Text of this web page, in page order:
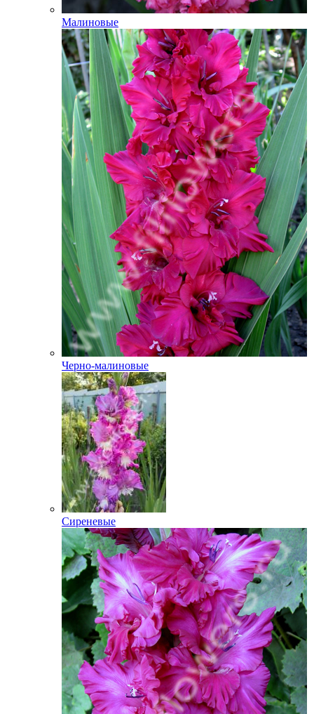
Малиновые
Черно-малиновые
Сиреневые